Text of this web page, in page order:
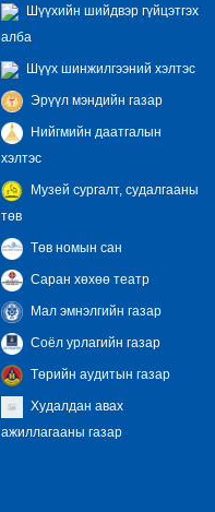
Шүүхийн шийдвэр гүйцэтгэх
алба
Шүүх шинжилгээний хэлтэс
Эрүүл мэндийн газар
Нийгмийн даатгалын
хэлтэс
Музей сургалт, судалгааны
төв
Төв номын сан
Саран хөхөө театр
Мал эмнэлгийн газар
Соёл урлагийн газар
Төрийн аудитын газар
Худалдан авах
ажиллагааны газар